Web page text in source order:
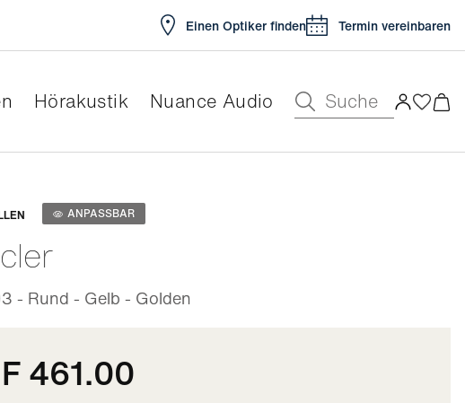
Einen Optiker finden Termin vereinbaren
Hörakustik Nuance Audio Suche
ANPASSBAR
- Rund - Gelb - Golden
461.00